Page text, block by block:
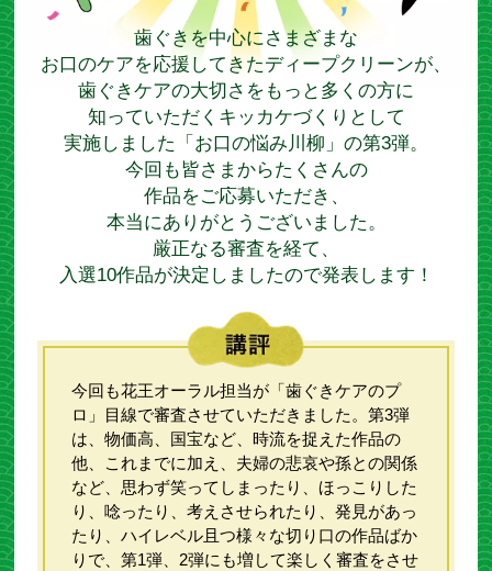
歯ぐきを中心にさまざまな
お口のケアを応援してきたディープクリーンが、
歯ぐきケアの大切さを もっと多くの方に
知っていただくキッカケづくりとして
実施しました「お口の悩み川柳」の第3弾。
今回も皆さまからたくさんの
作品をご応募いただき、
本当にありがとうございました。
厳正なる審査を経て、
入選10作品が決定しましたので発表します！
今回も花王オーラル担当が「歯ぐきケアのプ
ロ」目線で審査させていただきました。第3弾
は、物価高、国宝など、時流を捉えた作品の
他、これまでに加え、夫婦の悲哀や孫との関係
など、思わず笑ってしまったり、ほっこりした
り、唸ったり、考えさせられたり、発見があっ
たり、ハイレベル且つ様々な切り口の作品ばか
りで、第1弾、2弾にも増して楽しく審査をさせ